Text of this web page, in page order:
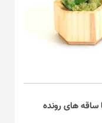
ساقه های رونده